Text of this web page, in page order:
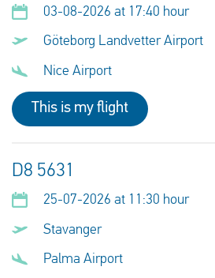
03-08-2026 at 17:40 hour
Göteborg Landvetter Airport
Nice Airport
This is my flight
D8 5631
25-07-2026 at 11:30 hour
Stavanger
Palma Airport